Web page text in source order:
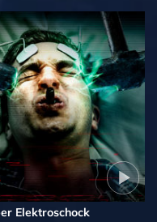
Elektroschock